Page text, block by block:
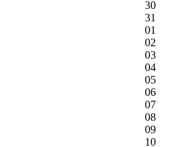
30
31
01
02
03
04
05
06
07
08
09
10